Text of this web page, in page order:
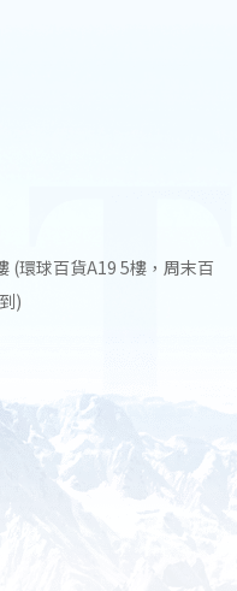
(環球百貨A19 5樓，周末百
)